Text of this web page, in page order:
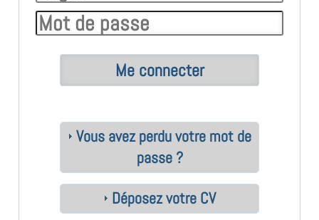
Vous avez perdu votre mot de
passe ?
Déposez votre CV